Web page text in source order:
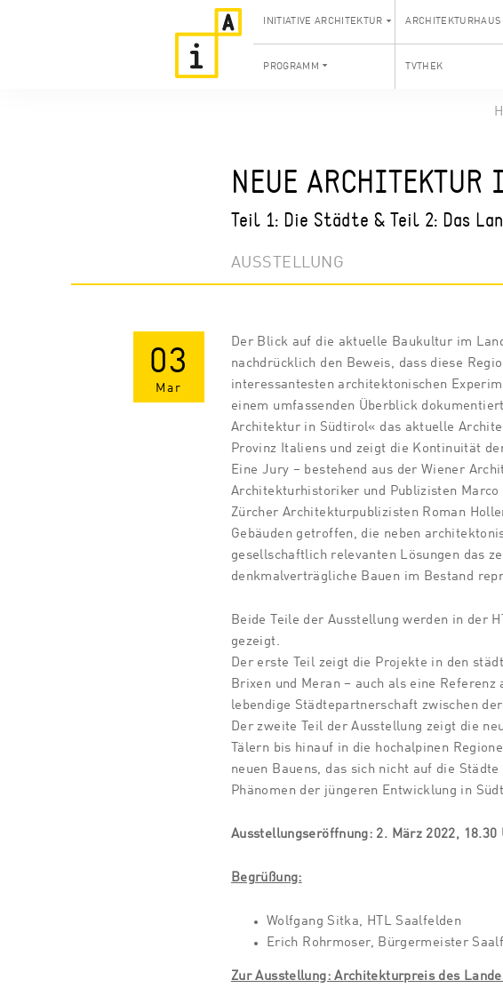
INITIATIVE ARCHITEKTUR ARCHITEKTURHAUS
PROGRAMM TVTHEK
NEUE
Teil 1: Die Städte & Teil 2: Das
AUSSTELLUNG
03
Mar
Der Blick auf die aktuelle Baukultur im
nachdrücklich den Beweis, dass diese
interessantesten architektonischen
einem umfassenden Überblick
Architektur in Südtirol« das aktuelle
Provinz Italiens und zeigt die Kontinuität
Eine Jury – bestehend aus der Wiener
Architekturhistoriker und Publizisten Marco
Zürcher Architekturpublizisten Roman
Gebäuden getroffen, die neben
gesellschaftlich relevanten Lösungen das
denkmalverträgliche Bauen im Bestand
Beide Teile der Ausstellung werden in der
gezeigt.
Der erste Teil zeigt die Projekte in den
Brixen und Meran – auch als eine
lebendige Städtepartnerschaft zwischen
Der zweite Teil der Ausstellung zeigt die
Tälern bis hinauf in die hochalpinen
neuen Bauens, das sich nicht auf die
Phänomen der jüngeren Entwicklung in
Ausstellungseröffnung: 2. März 2022, 18.30
Begrüßung:
Wolfgang Sitka, HTL Saalfelden
Erich Rohrmoser, Bürgermeister
Zur Ausstellung: Architekturpreis des